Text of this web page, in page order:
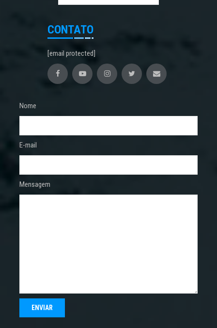
CONTATO
[email protected]
Nome
E-mail
Mensagem